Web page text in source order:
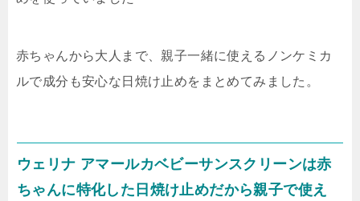
赤ちゃんから大人まで、親子一緒に使えるノンケミカ
ルで成分も安心な日焼け止めをまとめてみました。
ウェリナ アマールカベビーサンスクリーンは赤
ちゃんに特化した日焼け止めだから親子で使え